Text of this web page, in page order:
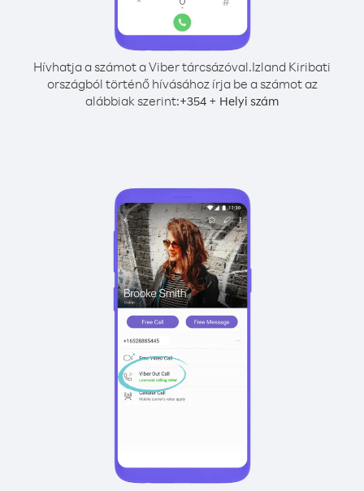
Hívhatja a számot a Viber tárcsázóval.Izland Kiribati
országból történő hívásához írja be a számot az
alábbiak szerint:+354 + Helyi szám